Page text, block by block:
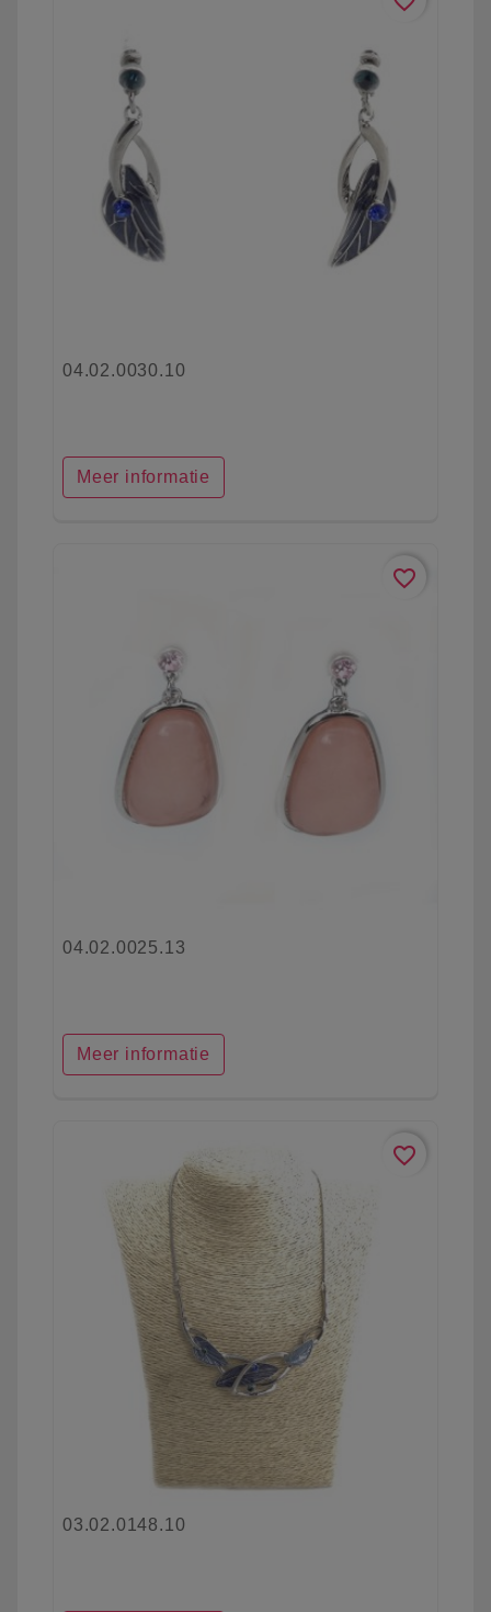
04.02.0030.10
Meer informatie
favorite_border
04.02.0025.13
Meer informatie
favorite_border
03.02.0148.10